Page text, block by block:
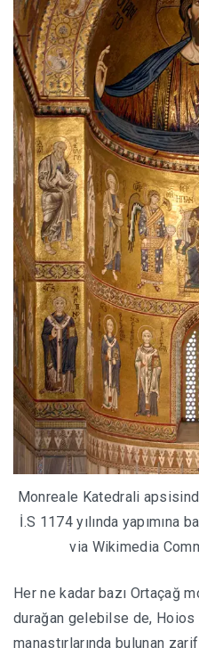
Monreale Katedrali
İ.S 1174 yılında yapımına
via Wikimedia
Her ne kadar bazı Ortaçağ
durağan gelebilse de, Hoios
manastırlarında bulunan